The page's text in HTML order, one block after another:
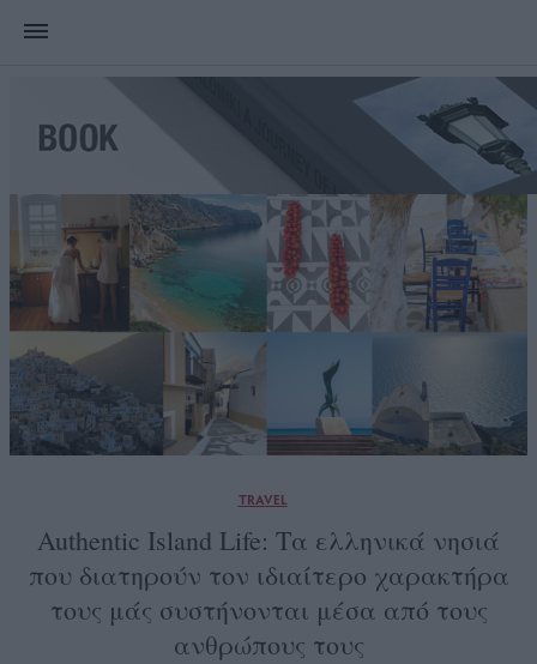
TRAVEL
Authentic Island Life: Τα ελληνικά νησιά
που διατηρούν τον ιδιαίτερο χαρακτήρα
τους μάς συστήνονται μέσα από τους
ανθρώπους τους